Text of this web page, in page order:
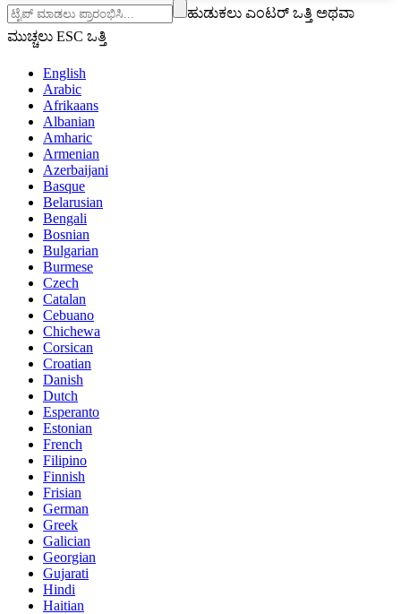
ಹುಡುಕಲು ಎಂಟರ್ ಒತ್ತಿ ಅಥವಾ
ಮುಚ್ಚಲು ESC ಒತ್ತಿ
English
Arabic
Afrikaans
Albanian
Amharic
Armenian
Azerbaijani
Basque
Belarusian
Bengali
Bosnian
Bulgarian
Burmese
Czech
Catalan
Cebuano
Chichewa
Corsican
Croatian
Danish
Dutch
Esperanto
Estonian
French
Filipino
Finnish
Frisian
German
Greek
Galician
Georgian
Gujarati
Hindi
Haitian